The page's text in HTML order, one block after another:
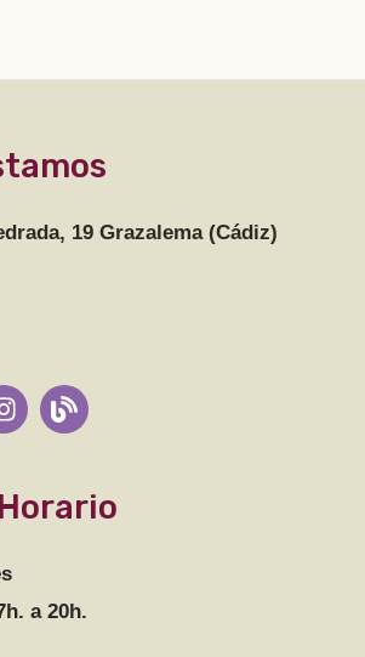
19 Grazalema (Cádiz)
a 20h.